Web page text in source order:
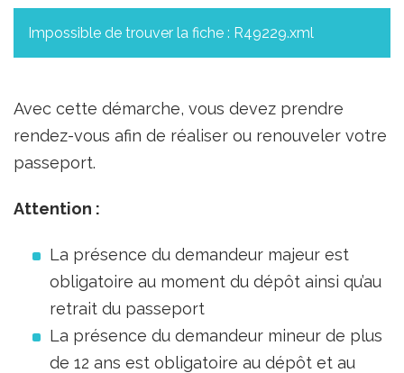
Impossible de trouver la fiche : R49229.xml
Avec cette démarche, vous devez prendre
rendez-vous afin de réaliser ou renouveler votre
passeport.
Attention :
La présence du demandeur majeur est
obligatoire au moment du dépôt ainsi qu’au
retrait du passeport
La présence du demandeur mineur de plus
de 12 ans est obligatoire au dépôt et au